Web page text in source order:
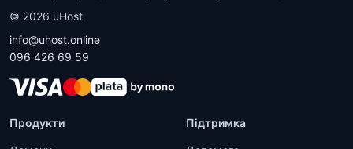
© 2026 uHost
info@uhost.online
096 426 69 59
Продукти Підтримка